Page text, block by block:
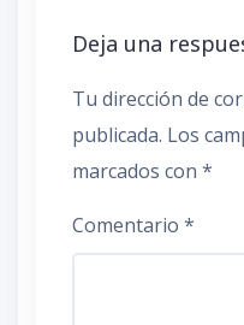
Deja una
Tu dirección de
publicada. Los
marcados con *
Comentario *